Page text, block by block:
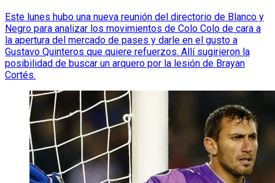
Este lunes hubo una nueva reunión del directorio de Blanco y
Negro para analizar los movimientos de Colo Colo de cara a
la apertura del mercado de pases y darle en el gusto a
Gustavo Quinteros que quiere refuerzos. Allí sugirieron la
posibilidad de buscar un arquero por la lesión de Brayan
Cortés.